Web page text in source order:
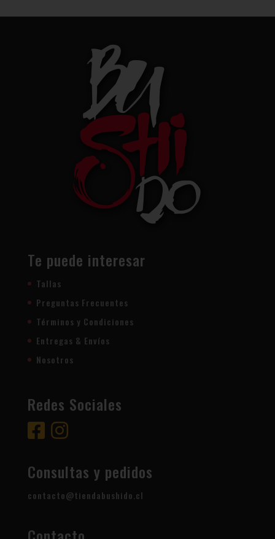
Te puede interesar
Tallas
Preguntas Frecuentes
Términos y Condiciones
Entregas & Envíos
Nosotros
Redes Sociales
Consultas y pedidos
contacto@tiendabushido.cl